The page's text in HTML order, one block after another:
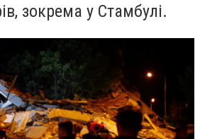
зокрема у Стамбулі.